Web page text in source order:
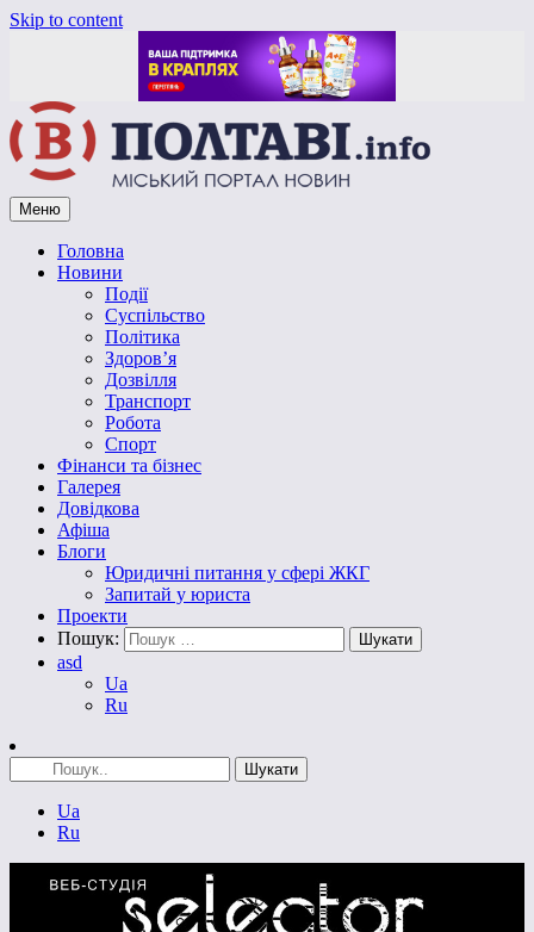
Skip to content
Vpoltave.info
Полтавський портал новин
Меню
Головна
Новини
Події
Суспільство
Політика
Здоров’я
Дозвілля
Транспорт
Робота
Спорт
Фінанси та бізнес
Галерея
Довідкова
Афіша
Блоги
Юридичні питання у сфері ЖКГ
Запитай у юриста
Проекти
Пошук:
asd
Ua
Ru
Ua
Ru